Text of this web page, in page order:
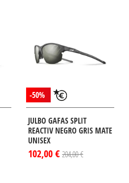
-50%
JULBO GAFAS SPLIT
REACTIV NEGRO GRIS MATE
UNISEX
102,00 € 204,00 €